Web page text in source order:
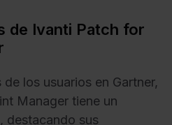
de Ivanti Patch for
los usuarios en Gartner,
Manager tiene un
destacando sus